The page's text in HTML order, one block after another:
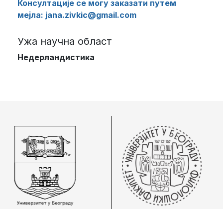
Консултације се могу заказати путем
мејла: jana.zivkic@gmail.com
Ужа научна област
Недерландистика